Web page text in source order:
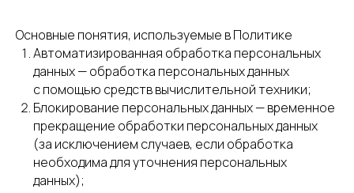
Основные понятия, используемые в Политике
Автоматизированная обработка персональных
данных — обработка персональных данных
с помощью средств вычислительной техники;
Блокирование персональных данных — временное
прекращение обработки персональных данных
(за исключением случаев, если обработка
необходима для уточнения персональных
данных);